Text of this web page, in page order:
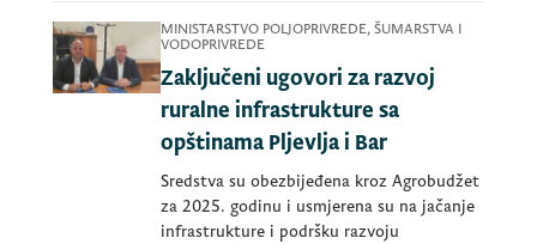
MINISTARSTVO POLJOPRIVREDE, ŠUMARSTVA I
VODOPRIVREDE
Zaključeni ugovori za razvoj
ruralne infrastrukture sa
opštinama Pljevlja i Bar
Sredstva su obezbijeđena kroz Agrobudžet
za 2025. godinu i usmjerena su na jačanje
infrastrukture i podršku razvoju